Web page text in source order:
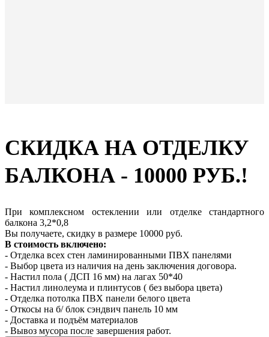
СКИДКА НА ОТДЕЛКУ
БАЛКОНА - 10000 РУБ.!
При комплексном остеклении или отделке стандартного
балкона 3,2*0,8
Вы получаете, скидку в размере 10000 руб.
В стоимость включено:
- Отделка всех стен ламинированными ПВХ панелями
- Выбор цвета из наличия на день заключения договора.
- Настил пола ( ДСП 16 мм) на лагах 50*40
- Настил линолеума и плинтусов ( без выбора цвета)
- Отделка потолка ПВХ панели белого цвета
- Откосы на б/ блок сэндвич панель 10 мм
- Доставка и подъём материалов
- Вывоз мусора после завершения работ.